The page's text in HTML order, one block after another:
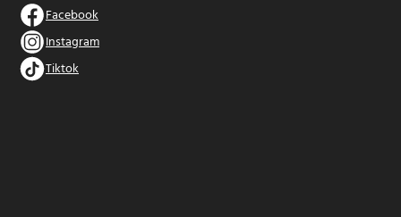
Facebook
Instagram
Tiktok